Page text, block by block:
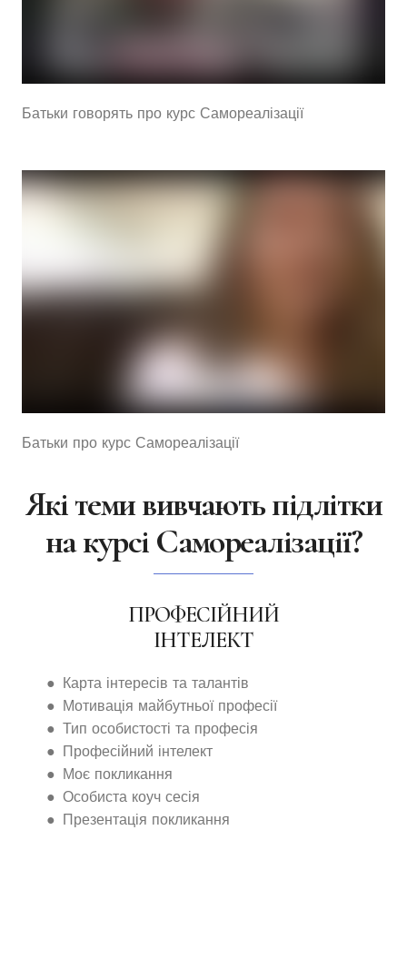
Батьки говорять про курс Самореалізації
Батьки про курс Самореалізації
Які теми вивчають підлітки
на курсі Самореалізації?
ПРОФЕСІЙНИЙ
ІНТЕЛЕКТ
● Карта інтересів та талантів
● Мотивація майбутньої професії
● Тип особистості та професія
● Професійний інтелект
● Моє покликання
● Особиста коуч сесія
● Презентація покликання